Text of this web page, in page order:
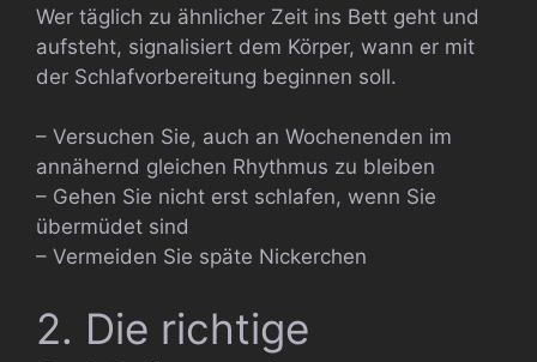
Wer täglich zu ähnlicher Zeit ins Bett geht und
aufsteht, signalisiert dem Körper, wann er mit
der Schlafvorbereitung beginnen soll.
– Versuchen Sie, auch an Wochenenden im
annähernd gleichen Rhythmus zu bleiben
– Gehen Sie nicht erst schlafen, wenn Sie
übermüdet sind
– Vermeiden Sie späte Nickerchen
2. Die richtige